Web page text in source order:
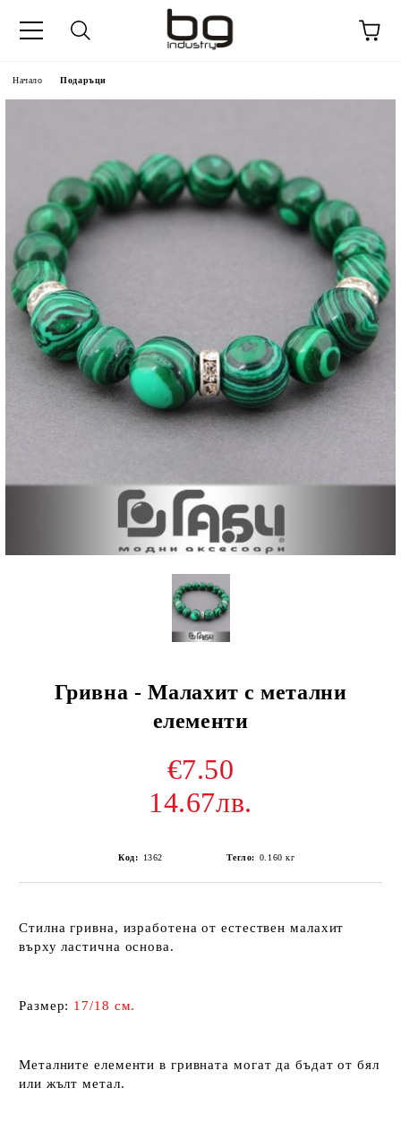
Начало Подаръци
Гривна - Малахит с метални
елементи
€7.50
14.67лв.
Код: 1362 Тегло: 0.160 кг
Стилна гривна, изработена от естествен малахит
върху ластична основа.
Размер: 17/18 см.
Металните елементи в гривната могат да бъдат от бял
или жълт метал.